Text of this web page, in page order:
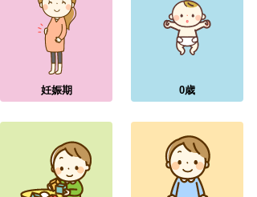
妊娠期 0歳